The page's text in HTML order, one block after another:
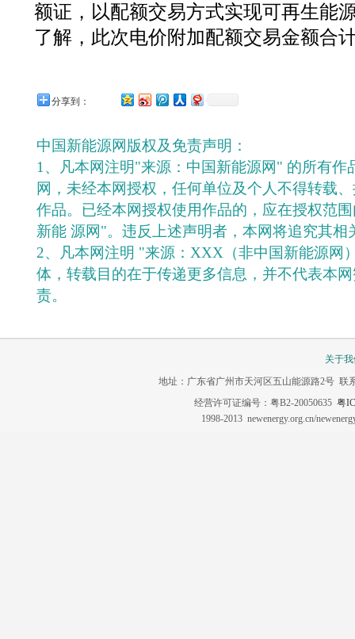
额证，以配额交易方式实现可再生能
了解，此次电价附加配额交易金额合
分享到：
中国新能源网版权及免责声明：
1、凡本网注明"来源：中国新能源网" 的所有作
网，未经本网授权，任何单位及个人不得转载
作品。已经本网授权使用作品的，应在授权范
新能 源网"。违反上述声明者，本网将追究其相
2、凡本网注明 "来源：XXX（非中国新能源网
体，转载目的在于传递更多信息，并不代表本
责。
关于
地址：广东省广州市天河区五山能源路2号 联
经营许可证编号：粤B2-20050635 粤
1998-2013 newenergy.org.cn/